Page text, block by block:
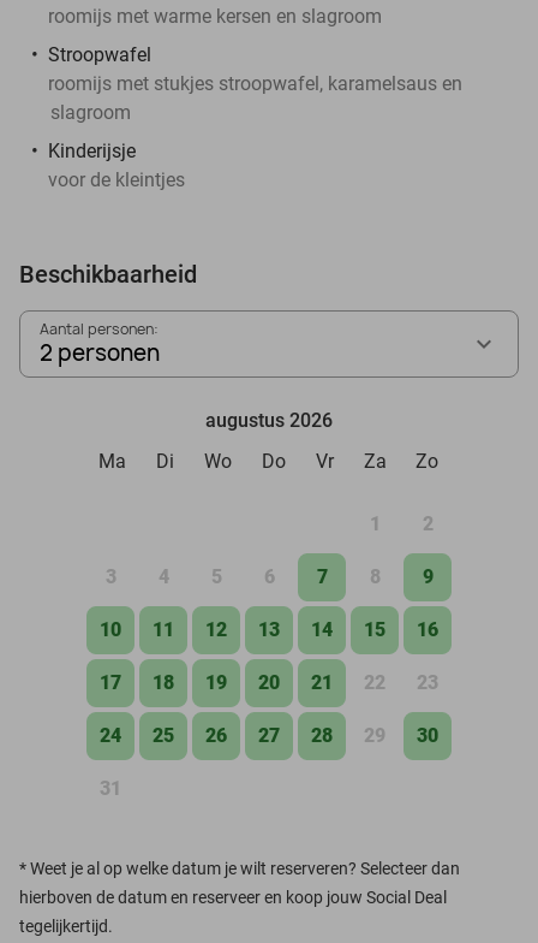
roomijs met warme kersen en slagroom
Stroopwafel
roomijs met stukjes stroopwafel, karamelsaus en
slagroom
Kinderijsje
voor de kleintjes
Beschikbaarheid
Aantal personen:
2 personen
augustus 2026
Ma
Di Wo Do Vr Za Zo
1 2
3 4 5 6 7 8 9
10 11 12 13 14 15 16
17 18 19 20 21 22 23
24 25 26 27 28 29 30
31
*Weet je al op welke datum je wilt reserveren? Selecteer dan
hierboven de datum en reserveer en koop jouw Social Deal
tegelijkertijd.